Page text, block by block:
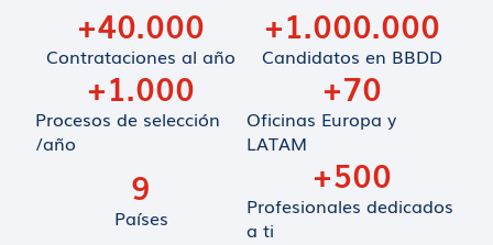
Contrataciones al año
+40.000
Candidatos en BBDD
+1.000.000
Procesos de selección
/año
+1.000
Oficinas Europa y
LATAM
+70
Países
9
Profesionales dedicados
a ti
+500